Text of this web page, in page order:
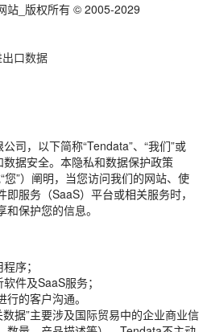
站_版权所有 © 2005-2029
口数据
司，以下简称“Tendata”、“我们”或
据安全。本隐私和数据保护政策
“您”）阐明，当您访问我们的网站、使
服务（SaaS）平台或相关服务时，
保护您的信息。
序；
件及SaaS服务；
的客户沟通。
据”主要涉及国际贸易中的企业商业信